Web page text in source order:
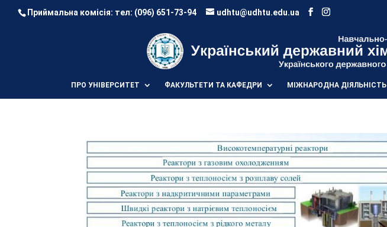
Приймальна комісія: тел: (096) 651-73-94 udhtu@udhtu.edu.ua
ПРО УНІВЕРСИТЕТ ФАКУЛЬТЕТИ ТА КАФЕДРИ МІЖНАРОДНА ДІЯЛЬНІСТЬ